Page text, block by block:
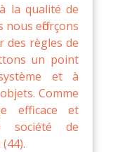
la qualité de
efforçons
des règles de
un point
et à
Comme
efficace et
société de